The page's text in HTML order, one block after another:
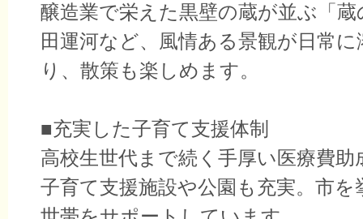
醸造業で栄えた黒壁の蔵が並ぶ「
田運河など、風情ある景観が日常
り、散策も楽しめます。
■充実した子育て支援体制
高校生世代まで続く手厚い医療費
子育て支援施設や公園も充実。市を